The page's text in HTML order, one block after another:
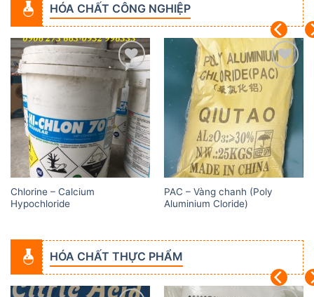
HÓA CHẤT CÔNG NGHIỆP
Add to
wishlist
Chlorine – Calcium
Hypochloride
Add to
wishlist
PAC – Vàng chanh (Poly
Aluminium Cloride)
HÓA CHẤT THỰC PHẨM